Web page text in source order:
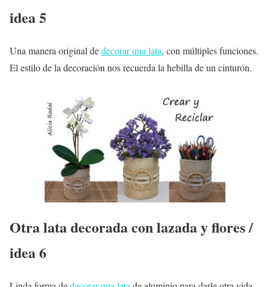
idea 5
Una manera original dedecorar una lata, con múltiples funciones.
El estilo de la decoración nos recuerda la hebilla de un cinturón.
Otra lata decorada con lazada y flores /
idea 6